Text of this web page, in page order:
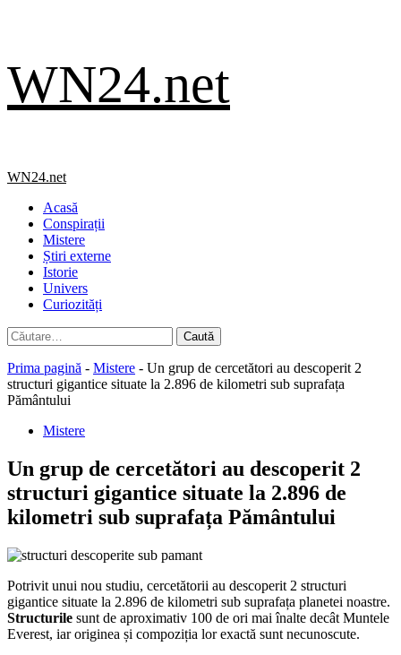
to
content
WN24.net
Primary
WN24.net
Acasă
Conspirații
Mistere
Știri externe
Istorie
Univers
Curiozități
Caută
după:
Prima pagină - Mistere - Un grup de cercetători au descoperit 2
structuri gigantice situate la 2.896 de kilometri sub suprafața
Pământului
Mistere
Un grup de cercetători au descoperit 2
structuri gigantice situate la 2.896 de
kilometri sub suprafața Pământului
Potrivit unui nou studiu, cercetătorii au descoperit 2 structuri
gigantice situate la 2.896 de kilometri sub suprafața planetei noastre.
Structurile sunt de aproximativ 100 de ori mai înalte decât Muntele
Everest, iar originea și compoziția lor exactă sunt necunoscute.